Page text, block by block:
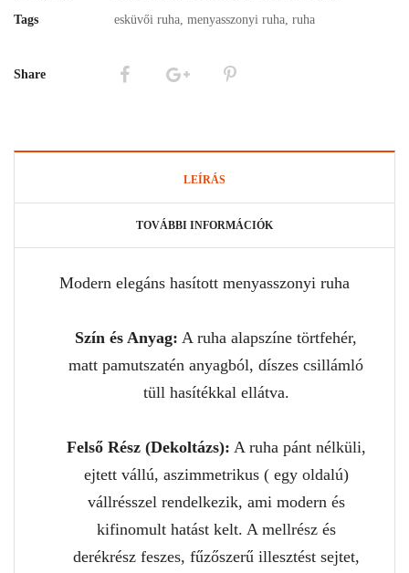
Tags
esküvői ruha menyasszonyi ruha ruha
Share
LEÍRÁS
TOVÁBBI INFORMÁCIÓK
Modern elegáns hasított menyasszonyi ruha
Szín és Anyag: A ruha alapszíne törtfehér,
matt pamutszatén anyagból, díszes csillámló
tüll hasítékkal ellátva.
Felső Rész (Dekoltázs): A ruha pánt nélküli,
ejtett vállú, aszimmetrikus ( egy oldalú)
vállrésszel rendelkezik, ami modern és
kifinomult hatást kelt. A mellrész és
derékrész feszes, fűzőszerű illesztést sejtet,